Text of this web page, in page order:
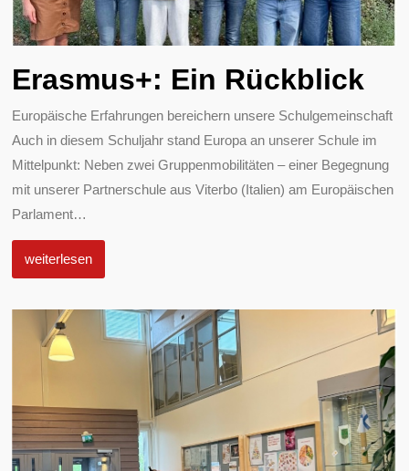
Erasmus+: Ein Rückblick
Europäische Erfahrungen bereichern unsere Schulgemeinschaft
Auch in diesem Schuljahr stand Europa an unserer Schule im
Mittelpunkt: Neben zwei Gruppenmobilitäten – einer Begegnung
mit unserer Partnerschule aus Viterbo (Italien) am Europäischen
Parlament…
weiterlesen